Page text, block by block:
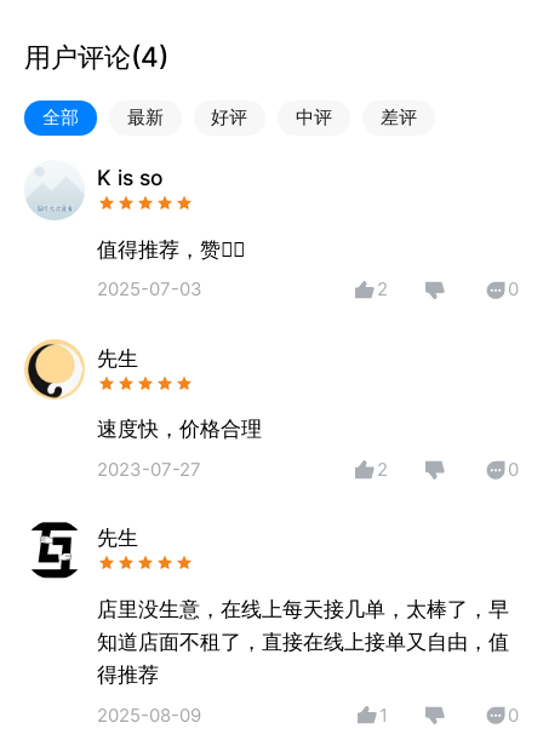
你出价格，师傅接单，你的满意是我们流动修师傅的追
求！
用户评论(4)
全部 最新 好评 中评 差评
K is so
值得推荐，赞👍🏻
2025-07-03 2 0
先生
速度快，价格合理
2023-07-27 2 0
先生
店里没生意，在线上每天接几单，太棒了，早
知道店面不租了，直接在线上接单又自由，值
得推荐
2025-08-09 1 0